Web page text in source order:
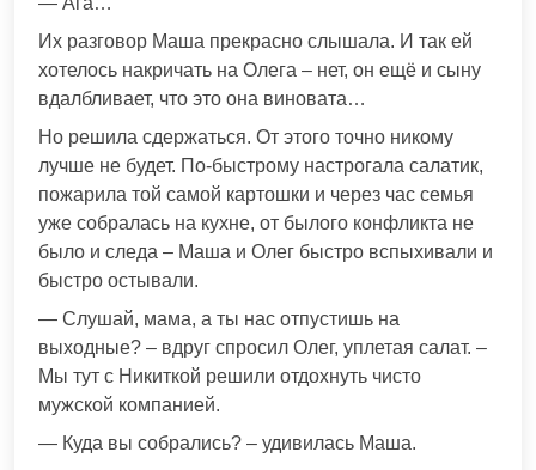
Их разговор Маша прекрасно слышала. И так ей
хотелось накричать на Олега – нет, он ещё и сыну
вдалбливает, что это она виновата…
Но решила сдержаться. От этого точно никому
лучше не будет. По-быстрому настрогала салатик,
пожарила той самой картошки и через час семья
уже собралась на кухне, от былого конфликта не
было и следа – Маша и Олег быстро вспыхивали и
быстро остывали.
— Слушай, мама, а ты нас отпустишь на
выходные? – вдруг спросил Олег, уплетая салат. –
Мы тут с Никиткой решили отдохнуть чисто
мужской компанией.
— Куда вы собрались? – удивилась Маша.